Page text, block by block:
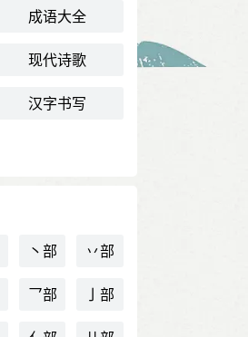
成语大全
现代诗歌
汉字书写
丶部 丷部
乛部 亅部